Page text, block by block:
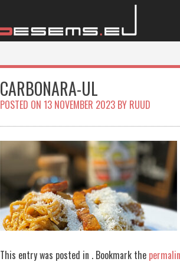
CARBONARA-UL
POSTED ON 13 NOVEMBER 2023 BY RUUD
This entry was posted in . Bookmark the